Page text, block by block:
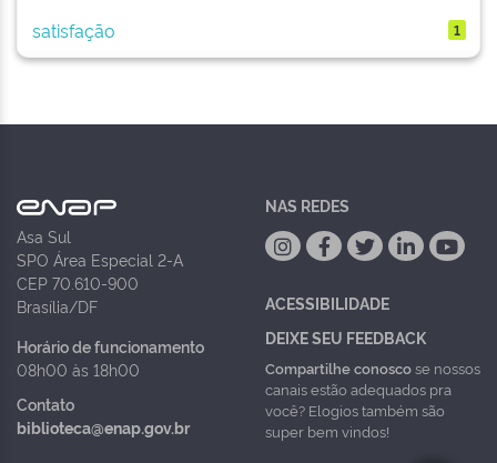
satisfação 1
Asa Sul
SPO Área Especial 2-A
CEP 70.610-900
Brasília/DF
Horário de funcionamento
08h00 às 18h00
Contato
biblioteca@enap.gov.br
NAS REDES
ACESSIBILIDADE
DEIXE SEU FEEDBACK
Compartilhe conoscose nossos
canais estão adequados pra
você? Elogios também são
super bem vindos!